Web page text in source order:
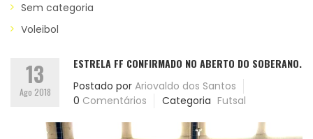
Sem categoria
Voleibol
13
Ago 2018
ESTRELA FF CONFIRMADO NO ABERTO DO SOBERANO.
Postado por Ariovaldo dos Santos
0 Comentários Categoria Futsal